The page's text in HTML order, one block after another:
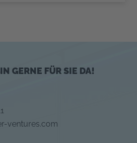
GERNE FÜR SIE DA!
ventures.com